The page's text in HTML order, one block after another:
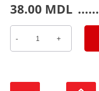
38.00 MDL
Количество
- +